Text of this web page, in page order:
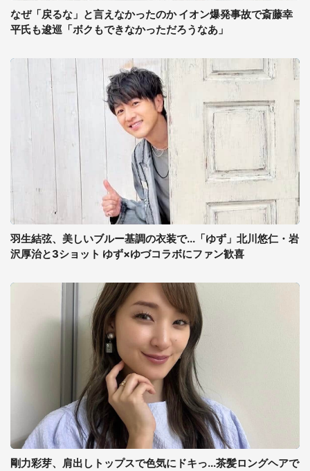
なぜ「戻るな」と言えなかったのか イオン爆発事故で斎藤幸
平氏も逡巡「ボクもできなかっただろうなあ」
羽生結弦、美しいブルー基調の衣装で...「ゆず」北川悠仁・岩
沢厚治と3ショット ゆず×ゆづコラボにファン歓喜
剛力彩芽、肩出しトップスで色気にドキっ...茶髪ロングヘアで